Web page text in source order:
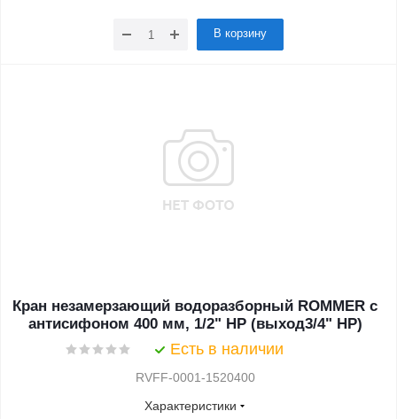
В корзину
Кран незамерзающий водоразборный ROMMER с
антисифоном 400 мм, 1/2" НР (выход3/4" НР)
Есть в наличии
RVFF-0001-1520400
Характеристики